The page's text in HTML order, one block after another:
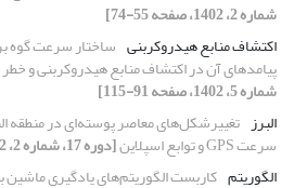
شماره 2، 1402، صفحه 55-74]
اکتشاف منابع هیدروکربنی ساختار سرعت گوه
پیامدهای آن در اکتشاف منابع هیدروکربنی و
شماره 5، 1402، صفحه 91-115]
البرز تغییرشکل‌های معاصر پوسته‌ای در منطقه
سرعت GPS و توابع اسپلاین
[دوره 17، شماره 2، 1402، صفحه 175-197]
الگوریتم کاربست الگوریتم‌های یادگیری